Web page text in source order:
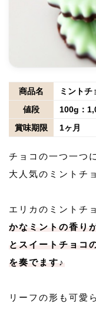
商品名
ミントチ
値段
100g：
賞味期限
1ヶ月
チョコの一つ一つ
大人気のミントチ
エリカのミントチ
かなミントの香り
とスイートチョコ
を奏でます♪
リーフの形も可愛